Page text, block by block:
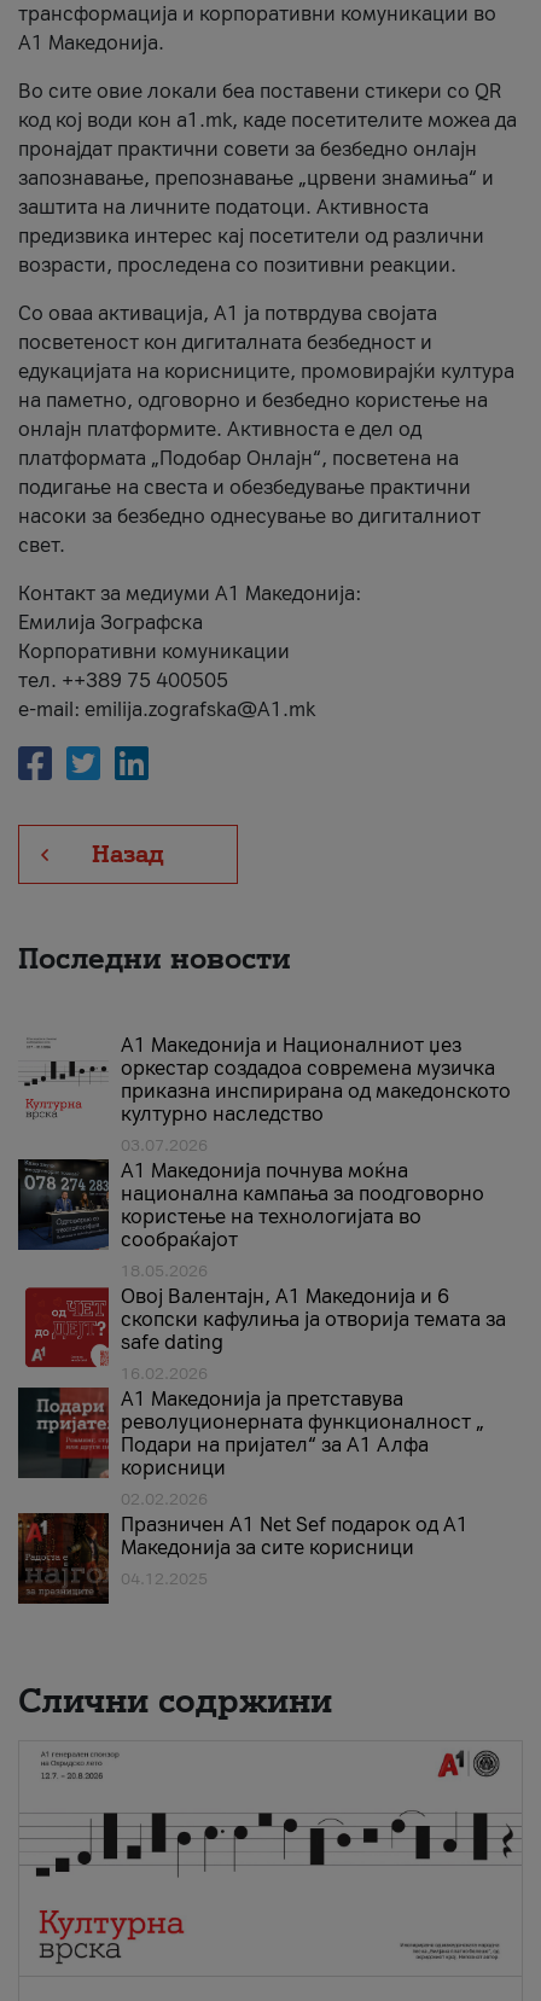
трансформација и корпоративни комуникации во
А1 Македонија.
Во сите овие локали беа поставени стикери со QR
код кој води кон a1.mk, каде посетителите можеа да
пронајдат практични совети за безбедно онлајн
запознавање, препознавање „црвени знамиња“ и
заштита на личните податоци. Активноста
предизвика интерес кај посетители од различни
возрасти, проследена со позитивни реакции.
Со оваа активација, А1 ја потврдува својата
посветеност кон дигиталната безбедност и
едукацијата на корисниците, промовирајќи култура
на паметно, одговорно и безбедно користење на
онлајн платформите. Активноста е дел од
платформата „Подобар Онлајн“, посветена на
подигање на свеста и обезбедување практични
насоки за безбедно однесување во дигиталниот
свет.
Контакт за медиуми А1 Македонија:
Емилија Зографска
Корпоративни комуникации
тел. ++389 75 400505
e-mail: emilija.zografska@A1.mk
Назад
Последни новости
А1 Македонија и Националниот џез
оркестар создадоа современа музичка
приказна инспирирана од македонското
културно наследство
03.07.2026
A1 Македонија почнува моќна
национална кампања за поодговорно
користење на технологијата во
сообраќајот
18.05.2026
Овој Валентајн, A1 Македонија и 6
скопски кафулиња ја отворија темата за
safe dating
16.02.2026
А1 Македонија ја претставува
револуционерната функционалност „
Подари на пријател“ за А1 Алфа
корисници
02.02.2026
Празничен A1 Net Sеf подарок од А1
Македонија за сите корисници
04.12.2025
Слични содржини